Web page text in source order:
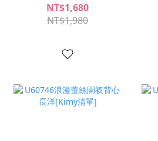
NT$1,680
NT$1,980